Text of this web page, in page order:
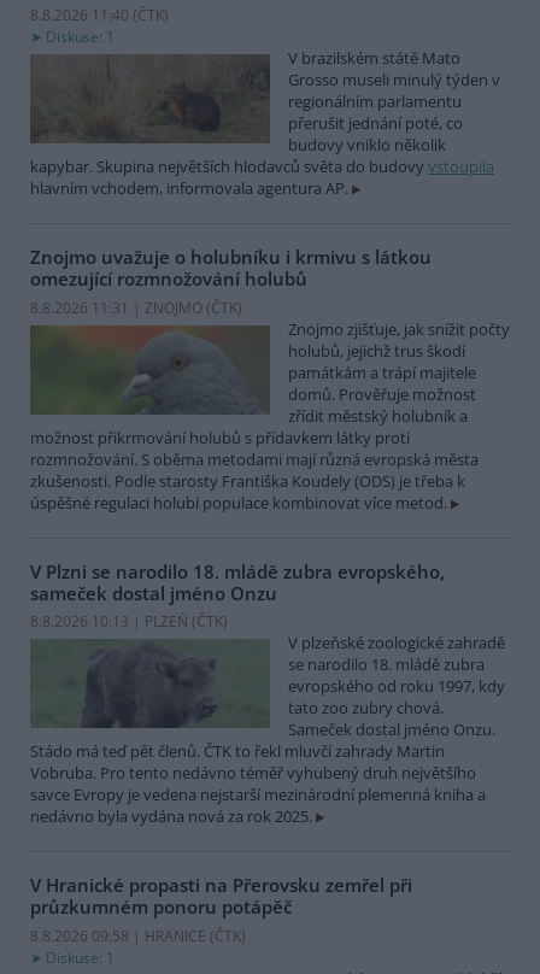
8.8.2026 11:40 (ČTK)
Diskuse: 1
V brazilském státě Mato
Grosso museli minulý týden v
regionálním parlamentu
přerušit jednání poté, co
budovy vniklo několik
kapybar. Skupina největších hlodavců světa do budovy vstoupila
hlavním vchodem, informovala agentura AP.
Znojmo uvažuje o holubníku i krmivu s látkou
omezující rozmnožování holubů
8.8.2026 11:31 | ZNOJMO (ČTK)
Znojmo zjišťuje, jak snížit počty
holubů, jejichž trus škodí
památkám a trápí majitele
domů. Prověřuje možnost
zřídit městský holubník a
možnost přikrmování holubů s přídavkem látky proti
rozmnožování. S oběma metodami mají různá evropská města
zkušenosti. Podle starosty Františka Koudely (ODS) je třeba k
úspěšné regulaci holubí populace kombinovat více metod.
V Plzni se narodilo 18. mládě zubra evropského,
sameček dostal jméno Onzu
8.8.2026 10:13 | PLZEŇ (ČTK)
V plzeňské zoologické zahradě
se narodilo 18. mládě zubra
evropského od roku 1997, kdy
tato zoo zubry chová.
Sameček dostal jméno Onzu.
Stádo má teď pět členů. ČTK to řekl mluvčí zahrady Martin
Vobruba. Pro tento nedávno téměř vyhubený druh největšího
savce Evropy je vedena nejstarší mezinárodní plemenná kniha a
nedávno byla vydána nová za rok 2025.
V Hranické propasti na Přerovsku zemřel při
průzkumném ponoru potápěč
8.8.2026 09:58 | HRANICE (ČTK)
Diskuse: 1